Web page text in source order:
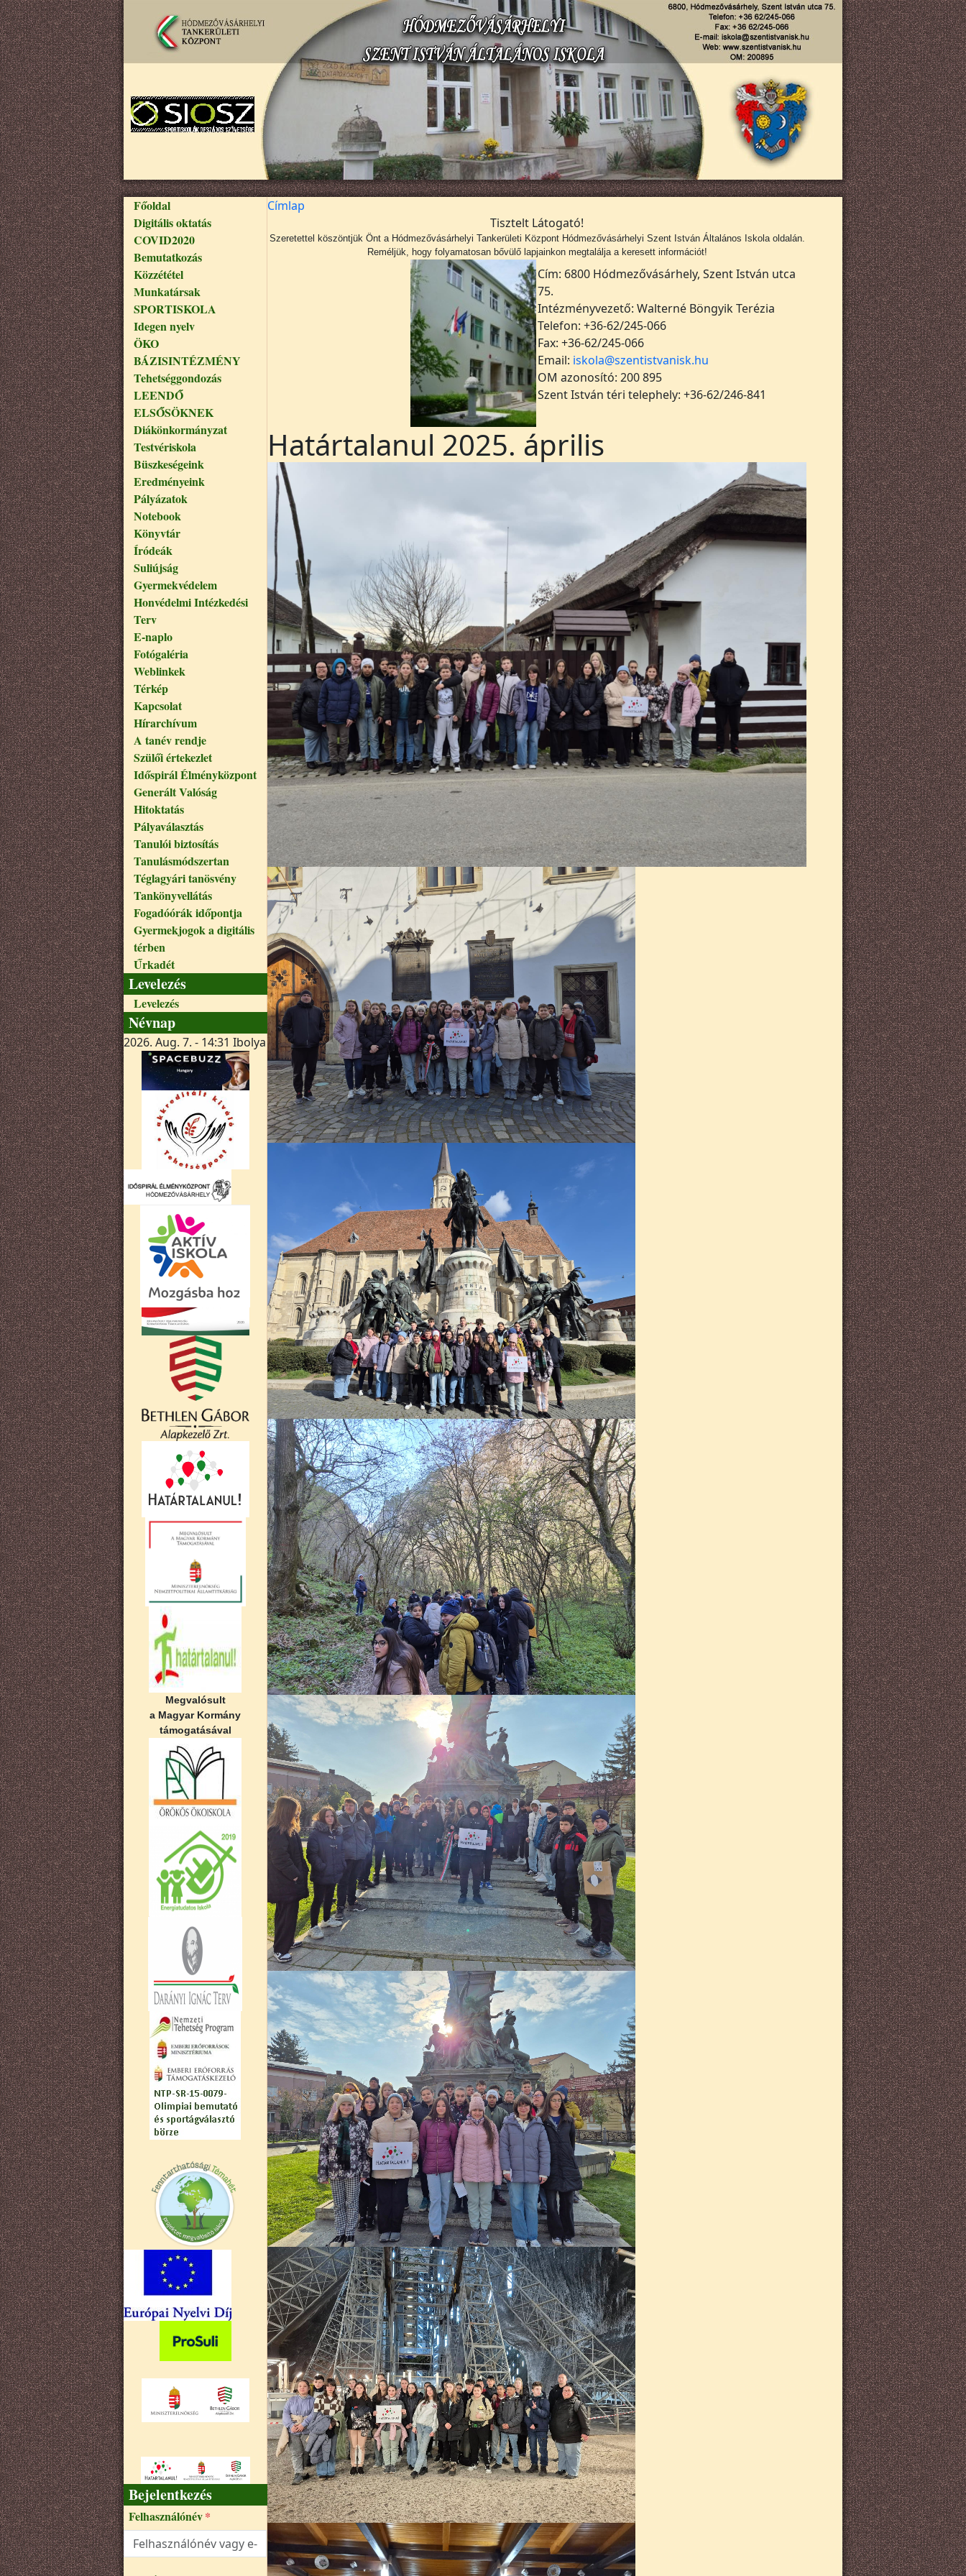
Ugrás a tartalomra
Fő navigáció
Főoldal
Digitális oktatás
COVID2020
Bemutatkozás
Közzététel
Munkatársak
SPORTISKOLA
Idegen nyelv
ÖKO
BÁZISINTÉZMÉNY
Tehetséggondozás
LEENDŐ
ELSŐSÖKNEK
Diákönkormányzat
Testvériskola
Büszkeségeink
Eredményeink
Pályázatok
Notebook
Könyvtár
Íródeák
Suliújság
Gyermekvédelem
Honvédelmi Intézkedési
Terv
E-naplo
Fotógaléria
Weblinkek
Térkép
Kapcsolat
Hírarchívum
A tanév rendje
Szülői értekezlet
Időspirál Élményközpont
Generált Valóság
Hitoktatás
Pályaválasztás
Tanulói biztosítás
Tanulásmódszertan
Téglagyári tanösvény
Tankönyvellátás
Fogadóórák időpontja
Gyermekjogok a digitális
térben
Űrkadét
Levelezés
Levelezés
Névnap
2026. Aug. 7. - 14:31 Ibolya
Megvalósult
a Magyar Kormány
támogatásával
Bejelentkezés
Felhasználónév
Címlap
Tisztelt Látogató!
Szeretettel köszöntjük Önt a Hódmezővásárhelyi Tankerületi Központ Hódmezővásárhelyi Szent István Általános Iskola oldalán.
Reméljük, hogy folyamatosan bővülő lapjainkon megtalálja a keresett információt!
Cím: 6800 Hódmezővásárhely, Szent István utca
75.
Intézményvezető: Walterné Böngyik Terézia
Telefon: +36-62/245-066
Fax: +36-62/245-066
Email: iskola@szentistvanisk.hu
OM azonosító: 200 895
Szent István téri telephely: +36-62/246-841
Határtalanul 2025. április